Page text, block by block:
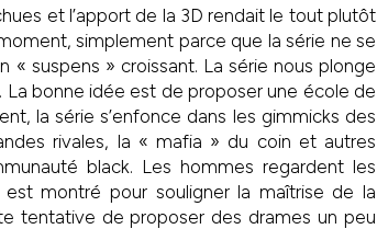
et l’apport de la 3D rendait le tout plutôt
simplement parce que la série ne se
suspens » croissant. La série nous plonge
La bonne idée est de proposer une école de
la série s’enfonce dans les gimmicks des
rivales, la « mafia » du coin et autres
black. Les hommes regardent les
montré pour souligner la maîtrise de la
tentative de proposer des drames un peu